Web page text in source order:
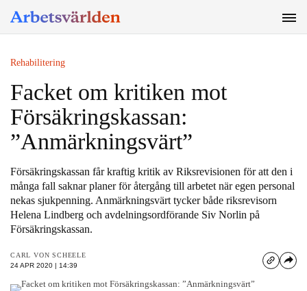
Rehabilitering
Facket om kritiken mot
Försäkringskassan:
”Anmärkningsvärt”
Försäkringskassan får kraftig kritik av Riksrevisionen för att den i
många fall saknar planer för återgång till arbetet när egen personal
nekas sjukpenning. Anmärkningsvärt tycker både riksrevisorn
Helena Lindberg och avdelningsordförande Siv Norlin på
Försäkringskassan.
CARL VON SCHEELE
24 APR 2020 | 14:39